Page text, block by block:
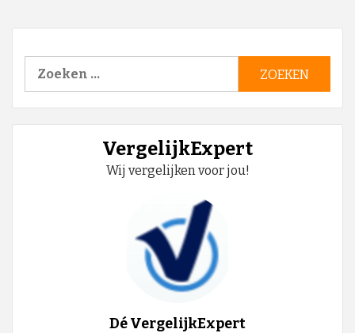
naar:
VergelijkExpert
Wij vergelijken voor jou!
Dé VergelijkExpert